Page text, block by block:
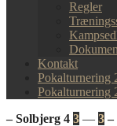
Regler
Kontakt
Pokalturnering
Pokalturnering
– Solbjerg 4 3 — 3 –